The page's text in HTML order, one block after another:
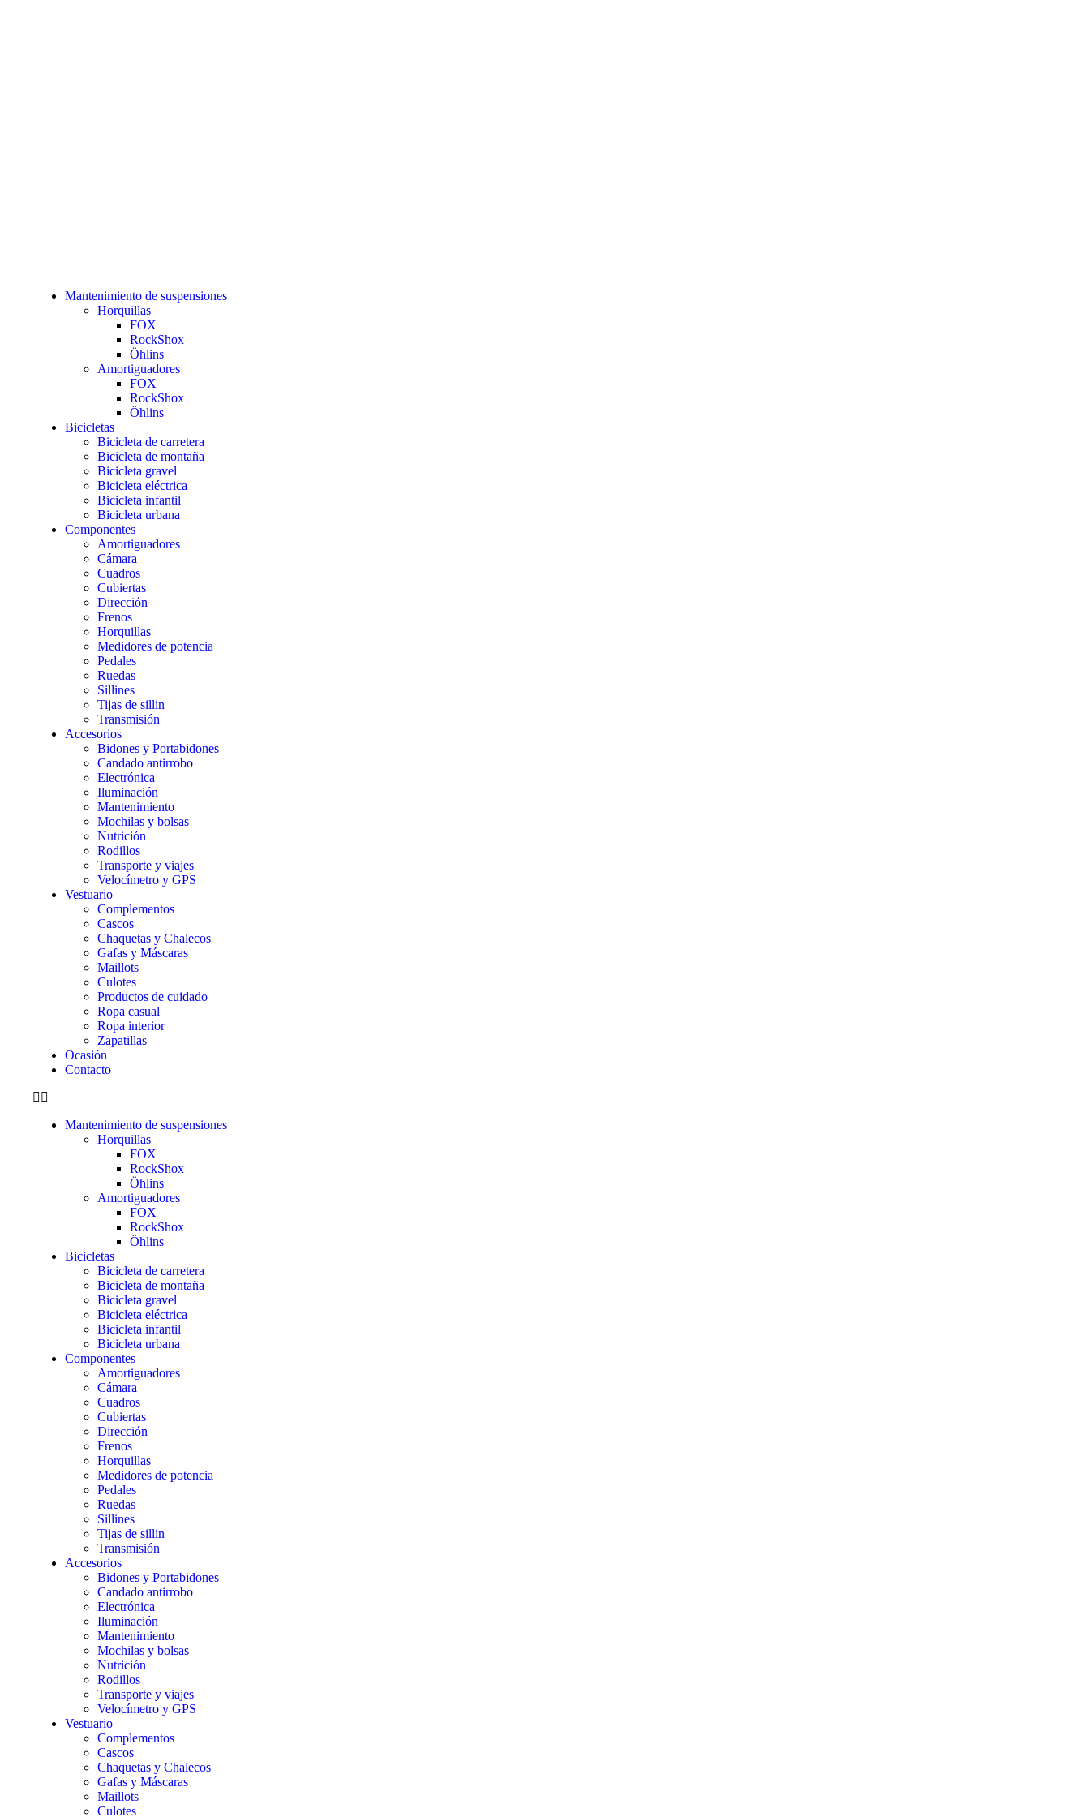
Mantenimiento de suspensiones
Horquillas
FOX
RockShox
Öhlins
Amortiguadores
FOX
RockShox
Öhlins
Bicicletas
Bicicleta de carretera
Bicicleta de montaña
Bicicleta gravel
Bicicleta eléctrica
Bicicleta infantil
Bicicleta urbana
Componentes
Amortiguadores
Cámara
Cuadros
Cubiertas
Dirección
Frenos
Horquillas
Medidores de potencia
Pedales
Ruedas
Sillines
Tijas de sillin
Transmisión
Accesorios
Bidones y Portabidones
Candado antirrobo
Electrónica
Iluminación
Mantenimiento
Mochilas y bolsas
Nutrición
Rodillos
Transporte y viajes
Velocímetro y GPS
Vestuario
Complementos
Cascos
Chaquetas y Chalecos
Gafas y Máscaras
Maillots
Culotes
Productos de cuidado
Ropa casual
Ropa interior
Zapatillas
Ocasión
Contacto
Mantenimiento de suspensiones
Horquillas
FOX
RockShox
Öhlins
Amortiguadores
FOX
RockShox
Öhlins
Bicicletas
Bicicleta de carretera
Bicicleta de montaña
Bicicleta gravel
Bicicleta eléctrica
Bicicleta infantil
Bicicleta urbana
Componentes
Amortiguadores
Cámara
Cuadros
Cubiertas
Dirección
Frenos
Horquillas
Medidores de potencia
Pedales
Ruedas
Sillines
Tijas de sillin
Transmisión
Accesorios
Bidones y Portabidones
Candado antirrobo
Electrónica
Iluminación
Mantenimiento
Mochilas y bolsas
Nutrición
Rodillos
Transporte y viajes
Velocímetro y GPS
Vestuario
Complementos
Cascos
Chaquetas y Chalecos
Gafas y Máscaras
Maillots
Culotes